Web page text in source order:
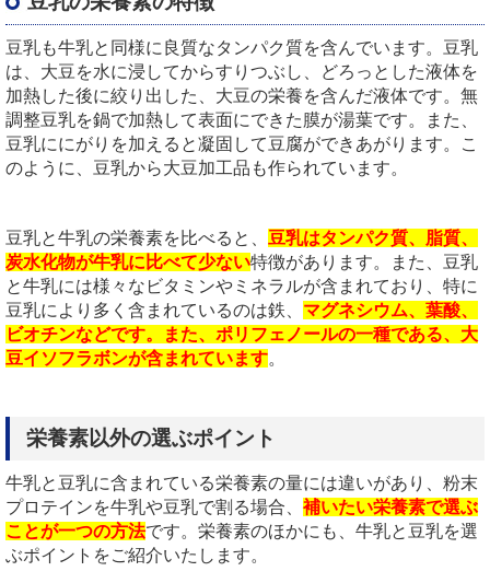
豆乳も牛乳と同様に良質なタンパク質を含んでいます。豆乳
は、大豆を水に浸してからすりつぶし、どろっとした液体を
加熱した後に絞り出した、大豆の栄養を含んだ液体です。無
調整豆乳を鍋で加熱して表面にできた膜が湯葉です。また、
豆乳ににがりを加えると凝固して豆腐ができあがります。こ
のように、豆乳から大豆加工品も作られています。
豆乳と牛乳の栄養素を比べると、 豆乳はタンパク質、脂質、
炭水化物が牛乳に比べて少ない特徴があります。また、豆乳
と牛乳には様々なビタミンやミネラルが含まれており、特に
豆乳により多く含まれているのは鉄、 マグネシウム、葉酸、
ビオチンなどです。また、ポリフェノールの一種である、大
豆イソフラボンが含まれています。
栄養素以外の選ぶポイント
牛乳と豆乳に含まれている栄養素の量には違いがあり、粉末
プロテインを牛乳や豆乳で割る場合、 補いたい栄養素で選ぶ
ことが一つの方法です。栄養素のほかにも、牛乳と豆乳を選
ぶポイントをご紹介いたします。